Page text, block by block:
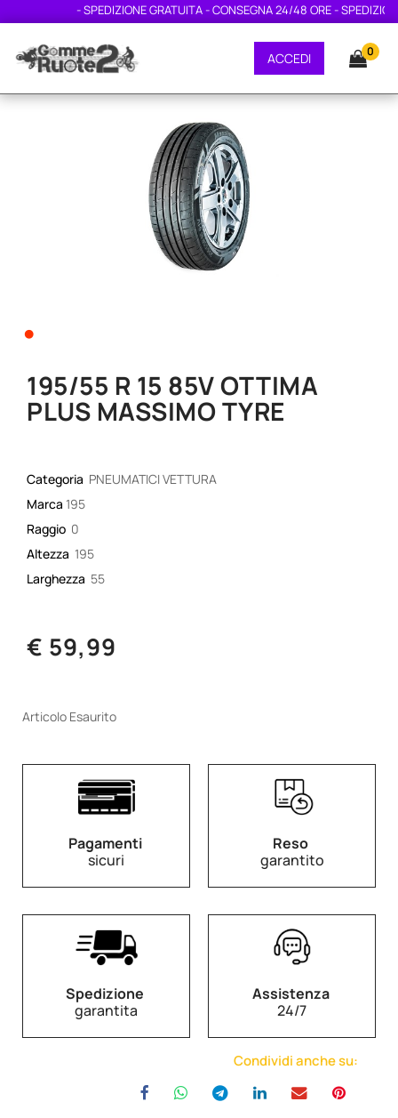
- SPEDIZIONE GRATUITA - CONSEGNA 24/48 ORE -
ACCEDI 0
•
195/55 R 15 85V OTTIMA
PLUS MASSIMO TYRE
Categoria PNEUMATICI VETTURA
Marca 195
Raggio 0
Altezza 195
Larghezza 55
€ 59,99
Articolo Esaurito
Pagamenti
sicuri
Reso
garantito
Spedizione
garantita
Assistenza
24/7
Condividi anche su: